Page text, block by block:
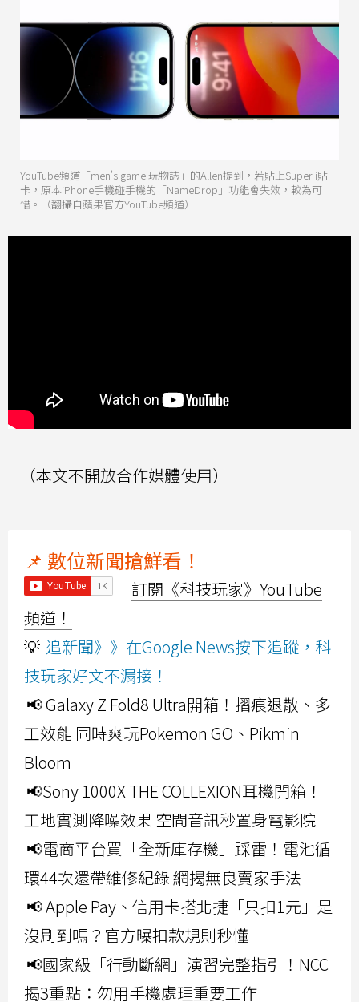
YouTube頻道「men's game 玩物誌」的Allen提到，若貼上Super i貼
卡，原本iPhone手機碰手機的「NameDrop」功能會失效，較為可
惜。（翻攝自蘋果官方YouTube頻道）
（本文不開放合作媒體使用）
📌 數位新聞搶鮮看！
訂閱《科技玩家》YouTube
頻道！
💡 追新聞》》在Google News按下追蹤，科
技玩家好文不漏接！
📢 Galaxy Z Fold8 Ultra開箱！摺痕退散、多
工效能 同時爽玩Pokemon GO、Pikmin
Bloom
📢Sony 1000X THE COLLEXION耳機開箱！
工地實測降噪效果 空間音訊秒置身電影院
📢電商平台買「全新庫存機」踩雷！電池循
環44次還帶維修紀錄 網揭無良賣家手法
📢 Apple Pay、信用卡搭北捷「只扣1元」是
沒刷到嗎？官方曝扣款規則秒懂
📢國家級「行動斷網」演習完整指引！NCC
揭3重點：勿用手機處理重要工作